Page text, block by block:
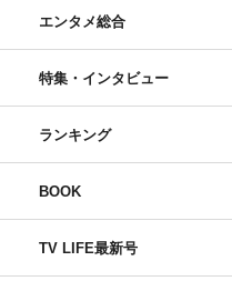
だからBiSはこれからも
ついていきたいって思っ
ます！ これからもよろし
ヒューガー
今日みんながBiSを観に来
間を共有できていること
今日の野音で、「これか
っていく、その始まりを
エンタメ総合
特集・インタビュー
ランキング
BOOK
TV LIFE最新号